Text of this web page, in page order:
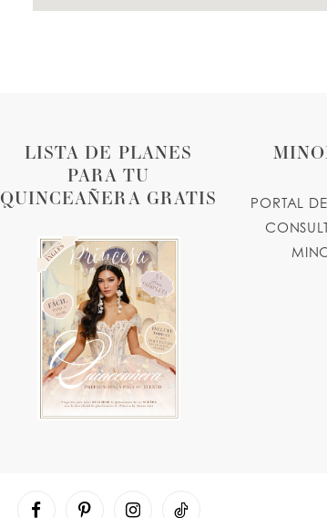
LISTA DE PLANES
PARA TU
QUINCEAÑERA GRATIS
PORTAL